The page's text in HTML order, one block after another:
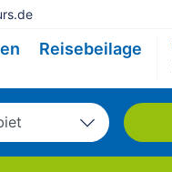
Reisebeilage